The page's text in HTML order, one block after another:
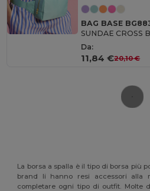
BAG BASE
SUNDAE CROSS
Da:
11,84 €20,10 €
La borsa a spalla è il tipo di borsa più
brand li hanno resi accessori alla
completare ogni tipo di outfit. Molte